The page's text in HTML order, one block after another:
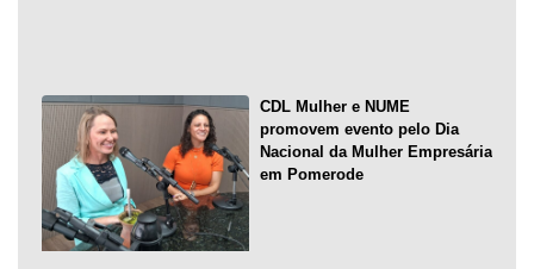
CDL Mulher e NUME
promovem evento pelo Dia
Nacional da Mulher Empresária
em Pomerode